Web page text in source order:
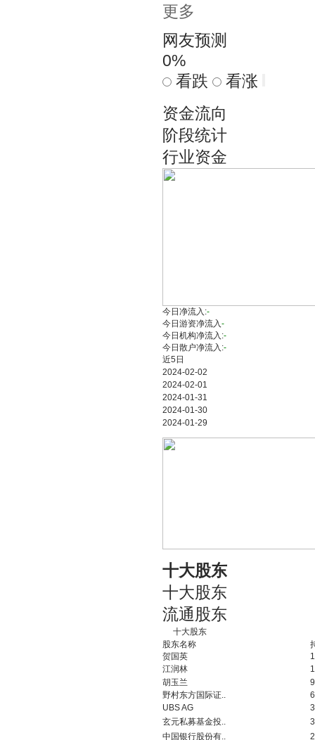
更多
网友预测
0%
看跌
看涨
资金流向
阶段统计
行业资金
今日净流入:-
今日游资净流入-
今日机构净流入:-
今日散户净流入:-
近5日
2024-02-02
2024-02-01
2024-01-31
2024-01-30
2024-01-29
十大股东
十大股东
流通股东
十大股东
股东名称
贺国英
江润林
胡玉兰
野村东方国际证..
UBS AG
玄元私募基金投..
中国银行股份有..